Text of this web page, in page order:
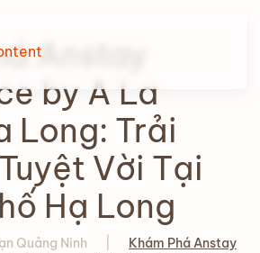
Anstay
by A La
Long: Trải
Vời Tại
Hạ Long
Quảng Ninh
Khám Phá Anstay